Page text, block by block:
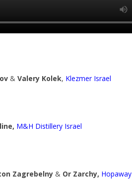
&Valery Kolek, Klezmer Israel
M&H Distillery Israel
Zagrebelny & Or Zarchy, Hopaway